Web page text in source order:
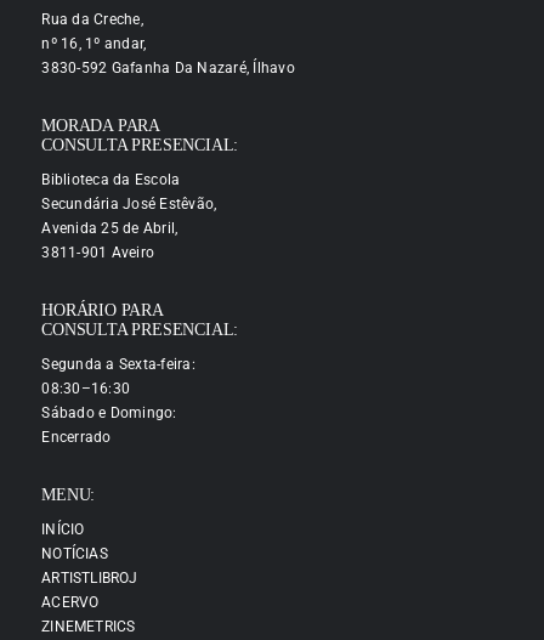
Rua da Creche,
nº 16, 1º andar,
3830-592 Gafanha Da Nazaré, Ílhavo
MORADA PARA
CONSULTA PRESENCIAL:
Biblioteca da Escola
Secundária José Estêvão,
Avenida 25 de Abril,
3811-901 Aveiro
HORÁRIO PARA
CONSULTA PRESENCIAL:
Segunda a Sexta-feira:
08:30–16:30
Sábado e Domingo:
Encerrado
MENU:
INÍCIO
NOTÍCIAS
ARTISTLIBROJ
ACERVO
ZINEMETRICS